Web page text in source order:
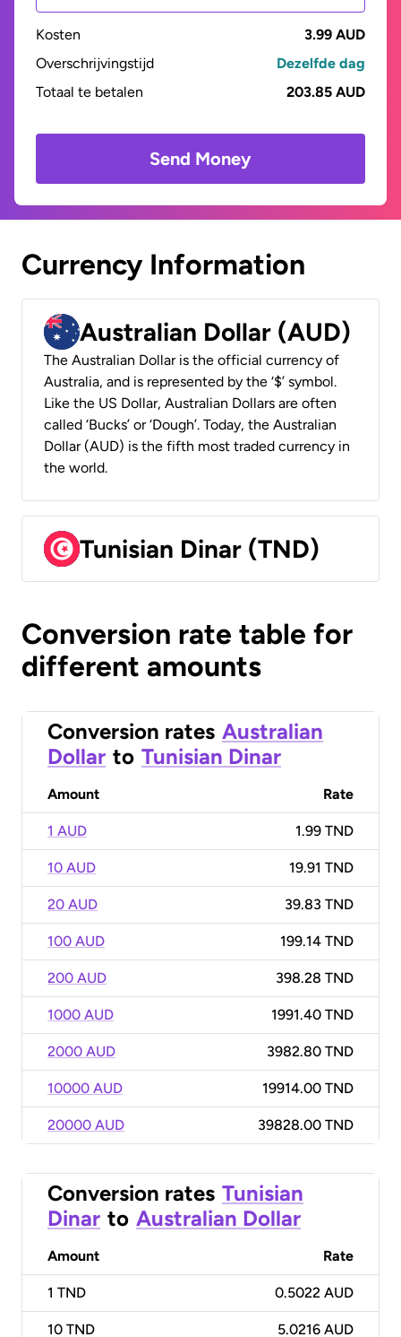
Kosten
3.99 AUD
Overschrijvingstijd
Dezelfde dag
Totaal te betalen
203.85 AUD
Send Money
Currency Information
Australian Dollar (AUD)
The Australian Dollar is the official currency of
Australia, and is represented by the ‘$’ symbol.
Like the US Dollar, Australian Dollars are often
called ‘Bucks’ or ‘Dough’. Today, the Australian
Dollar (AUD) is the fifth most traded currency in
the world.
Tunisian Dinar (TND)
Conversion rate table for
different amounts
Conversion rates Australian
Dollar to Tunisian Dinar
Amount Rate
1 AUD 1.99 TND
10 AUD 19.91 TND
20 AUD 39.83 TND
100 AUD 199.14 TND
200 AUD 398.28 TND
1000 AUD 1991.40 TND
2000 AUD 3982.80 TND
10000 AUD 19914.00 TND
20000 AUD 39828.00 TND
Conversion rates Tunisian
Dinar to Australian Dollar
Amount Rate
1 TND 0.5022 AUD
10 TND 5.0216 AUD